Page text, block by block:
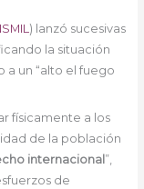
) lanzó sucesivas
la situación
a un “alto el fuego
físicamente a los
de la población
internacional ”,
de